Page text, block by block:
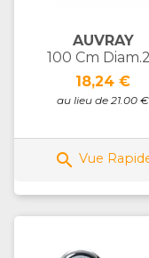
AUVRAY
100 Cm
Prix
18,24 €
au lieu de 21.00 €
 Vue